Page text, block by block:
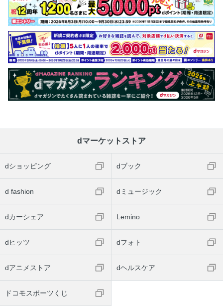
dマーケットストア
dショッピング dブック
d fashion dミュージック
dカーシェア Lemino
dヒッツ dフォト
dアニメストア dヘルスケア
ドコモスポーツくじ